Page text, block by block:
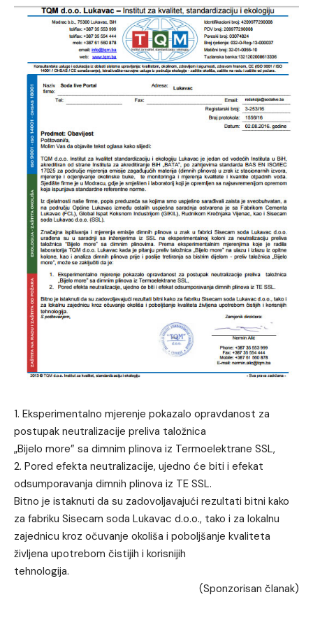
1. Eksperimentalno mjerenje pokazalo opravdanost za
postupak neutralizacije preliva taložnica
„Bijelo more” sa dimnim plinova iz Termoelektrane SSL,
2. Pored efekta neutralizacije, ujedno će biti i efekat
odsumporavanja dimnih plinova iz TE SSL.
Bitno je istaknuti da su zadovoljavajući rezultati bitni kako
za fabriku Sisecam soda Lukavac d.o.o., tako i za lokalnu
zajednicu kroz očuvanje okoliša i poboljšanje kvaliteta
življena upotrebom čistijih i korisnijih
tehnologija.
(Sponzorisan članak)